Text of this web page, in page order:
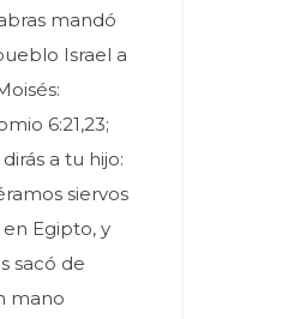
mandó
Israel a
6:21,23;
a tu hijo:
siervos
Egipto, y
sacó de
mano